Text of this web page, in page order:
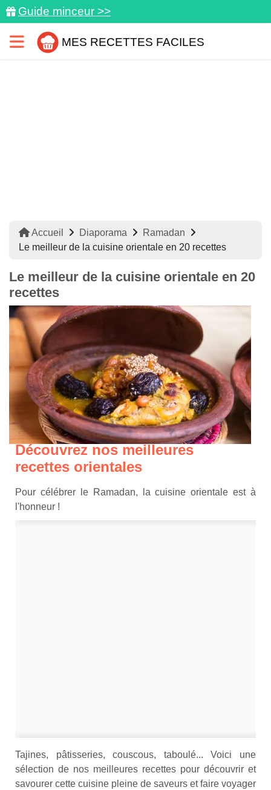
Guide minceur >>
MES RECETTES FACILES
Accueil Diaporama
Ramadan
Le meilleur de la cuisine orientale en 20 recettes
Le meilleur de la cuisine orientale en 20
recettes
Découvrez nos meilleures
recettes orientales
Pour célébrer le Ramadan, la cuisine orientale est à
l'honneur !
Tajines, pâtisseries, couscous, taboulé... Voici une
sélection de nos meilleures recettes pour découvrir et
savourer cette cuisine pleine de saveurs et faire voyager